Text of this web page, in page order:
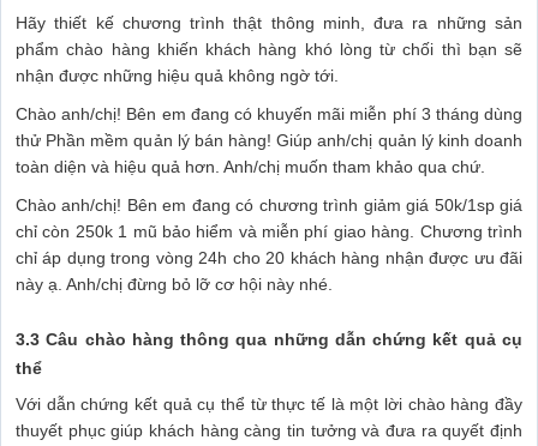
Hãy thiết kế chương trình thật thông minh, đưa ra những sản
phẩm chào hàng khiến khách hàng khó lòng từ chối thì bạn sẽ
nhận được những hiệu quả không ngờ tới.
Chào anh/chị! Bên em đang có khuyến mãi miễn phí 3 tháng dùng
thử Phần mềm quản lý bán hàng! Giúp anh/chị quản lý kinh doanh
toàn diện và hiệu quả hơn. Anh/chị muốn tham khảo qua chứ.
Chào anh/chị! Bên em đang có chương trình giảm giá 50k/1sp giá
chỉ còn 250k 1 mũ bảo hiểm và miễn phí giao hàng. Chương trình
chỉ áp dụng trong vòng 24h cho 20 khách hàng nhận được ưu đãi
này ạ. Anh/chị đừng bỏ lỡ cơ hội này nhé.
3.3 Câu chào hàng thông qua những dẫn chứng kết quả cụ
thể
Với dẫn chứng kết quả cụ thể từ thực tế là một lời chào hàng đầy
thuyết phục giúp khách hàng càng tin tưởng và đưa ra quyết định